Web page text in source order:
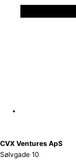
CVX Ventures ApS
Sølvgade 10